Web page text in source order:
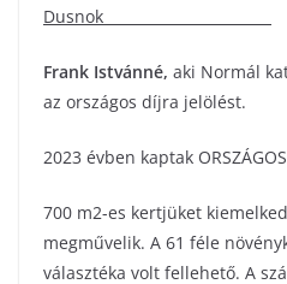
Dusnok
Frank Istvánné, aki Normál
az országos díjra jelölést.
2023 évben kaptak ORSZÁGOS
700 m2-es kertjüket
megművelik. A 61 féle
választéka volt fellehető. A